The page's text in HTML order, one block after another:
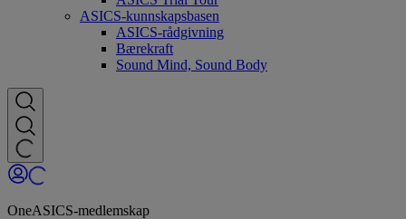
ASICS-kunnskapsbasen
ASICS-rådgivning
Bærekraft
Sound Mind, Sound Body
OneASICS-medlemskap